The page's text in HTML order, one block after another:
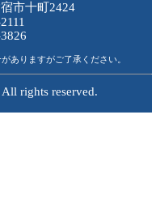
市十町2424
ありますがご了承ください。
rights reserved.